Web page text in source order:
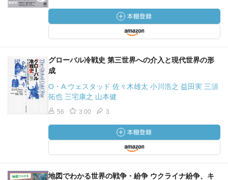
グローバル冷戦史 第三世界への介入と現代世界の形
成
O・A.ウェスタッド 佐々木雄太 小川浩之 益田実 三須
拓也 三宅康之 山本健
56 3.00 3
地図でわかる世界の戦争・紛争 ウクライナ紛争、キ